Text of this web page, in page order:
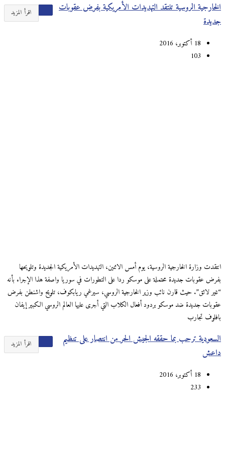
اقرأ المزيد
الخارجية الروسية تنتقد التهديدات الأمريكية بفرض عقوبات
جديدة
18 أكتوبر، 2016
103
انتقدت وزارة الخارجية الروسية، يوم أمس الاثنين، التهديدات الأمريكية الجديدة وتلويحها
بفرض عقوبات جديدة محتملة على موسكو ردا على التطورات في سوريا واصفة هذا الإجراء بأنه
“غير لائق”. حيث قارن نائب وزير الخارجية الروسي، سيرغي ريابكوف، تلويح واشنطن بفرض
عقوبات جديدة ضد موسكو بردود أفعال الكلاب التي أجرى عليها العالم الروسي الكبير إيفان
بافلوف تجارب
اقرأ المزيد
السعودية ترحب بما حققه الجيش الحر من انتصار على تنظيم
داعش
18 أكتوبر، 2016
233